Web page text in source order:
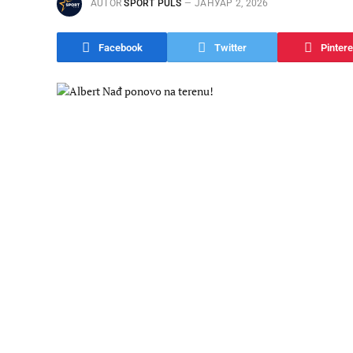
AUTOR SPORT PULS ЈАНУАР 2, 2026
Facebook Twitter